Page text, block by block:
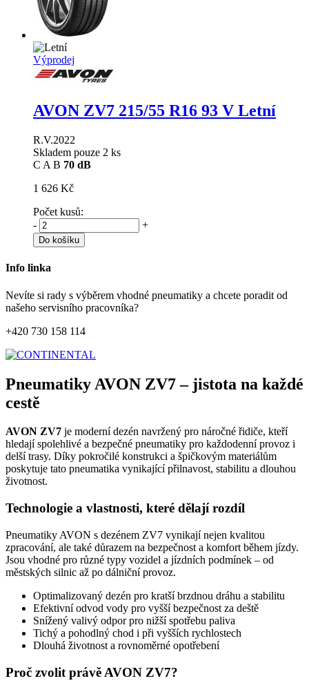
Výprodej
AVON ZV7 215/55 R16 93 V Letní
R.V.2022
Skladem pouze 2 ks
C A B 70 dB
1 626 Kč
Počet kusů:
-
+
Do košíku
Info linka
Nevíte si rady s výběrem vhodné pneumatiky a chcete poradit od
našeho servisního pracovníka?
+420 730 158 114
Pneumatiky AVON ZV7 – jistota na každé
cestě
AVON ZV7 je moderní dezén navržený pro náročné řidiče, kteří
hledají spolehlivé a bezpečné pneumatiky pro každodenní provoz i
delší trasy. Díky pokročilé konstrukci a špičkovým materiálům
poskytuje tato pneumatika vynikající přilnavost, stabilitu a dlouhou
životnost.
Technologie a vlastnosti, které dělají rozdíl
Pneumatiky AVON s dezénem ZV7 vynikají nejen kvalitou
zpracování, ale také důrazem na bezpečnost a komfort během jízdy.
Jsou vhodné pro různé typy vozidel a jízdních podmínek – od
městských silnic až po dálniční provoz.
Optimalizovaný dezén pro kratší brzdnou dráhu a stabilitu
Efektivní odvod vody pro vyšší bezpečnost za deště
Snížený valivý odpor pro nižší spotřebu paliva
Tichý a pohodlný chod i při vyšších rychlostech
Dlouhá životnost a rovnoměrné opotřebení
Proč zvolit právě AVON ZV7?